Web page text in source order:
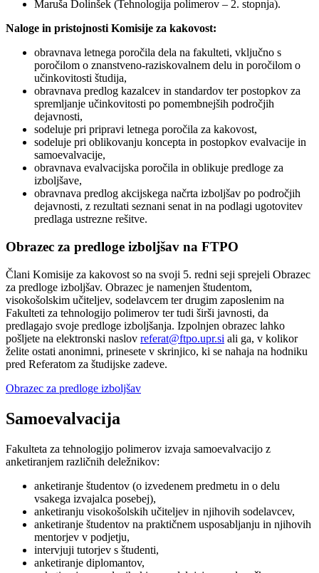
Maruša Dolinšek (Tehnologija polimerov – 2. stopnja).
Naloge in pristojnosti Komisije za kakovost:
obravnava letnega poročila dela na fakulteti, vključno s
poročilom o znanstveno-raziskovalnem delu in poročilom o
učinkovitosti študija,
obravnava predlog kazalcev in standardov ter postopkov za
spremljanje učinkovitosti po pomembnejših področjih
dejavnosti,
sodeluje pri pripravi letnega poročila za kakovost,
sodeluje pri oblikovanju koncepta in postopkov evalvacije in
samoevalvacije,
obravnava evalvacijska poročila in oblikuje predloge za
izboljšave,
obravnava predlog akcijskega načrta izboljšav po področjih
dejavnosti, z rezultati seznani senat in na podlagi ugotovitev
predlaga ustrezne rešitve.
Obrazec za predloge izboljšav na FTPO
Člani Komisije za kakovost so na svoji 5. redni seji sprejeli Obrazec
za predloge izboljšav. Obrazec je namenjen študentom,
visokošolskim učiteljev, sodelavcem ter drugim zaposlenim na
Fakulteti za tehnologijo polimerov ter tudi širši javnosti, da
predlagajo svoje predloge izboljšanja. Izpolnjen obrazec lahko
pošljete na elektronski naslov referat@ftpo.upr.si ali ga, v kolikor
želite ostati anonimni, prinesete v skrinjico, ki se nahaja na hodniku
pred Referatom za študijske zadeve.
Obrazec za predloge izboljšav
Samoevalvacija
Fakulteta za tehnologijo polimerov izvaja samoevalvacijo z
anketiranjem različnih deležnikov:
anketiranje študentov (o izvedenem predmetu in o delu
vsakega izvajalca posebej),
anketiranju visokošolskih učiteljev in njihovih sodelavcev,
anketiranje študentov na praktičnem usposabljanju in njihovih
mentorjev v podjetju,
intervjuji tutorjev s študenti,
anketiranje diplomantov,